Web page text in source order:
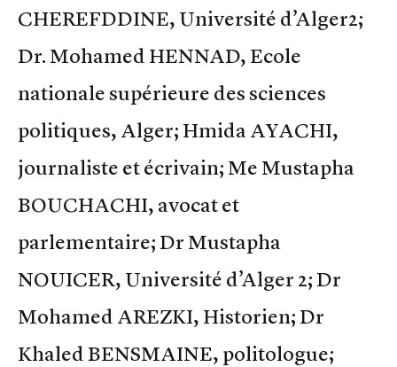
CHEREFDDINE, Université d’Alger2;
Dr. Mohamed HENNAD, Ecole
nationale supérieure des sciences
politiques, Alger; Hmida AYACHI,
journaliste et écrivain; Me Mustapha
BOUCHACHI, avocat et
parlementaire; Dr Mustapha
NOUICER, Université d’Alger 2; Dr
Mohamed AREZKI, Historien; Dr
Khaled BENSMAINE, politologue;